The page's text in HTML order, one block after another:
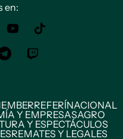
en:
REFERÍNACIONAL
Y EMPRESASAGRO
Y ESPECTÁCULOS
REMATES Y LEGALES